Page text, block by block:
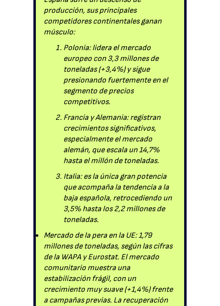
producción, sus principales
competidores continentales ganan
músculo:
Polonia: lidera el mercado
europeo con 3,3 millones de
toneladas (+3,4%) y sigue
presionando fuertemente en el
segmento de precios
competitivos.
Francia y Alemania: registran
crecimientos significativos,
especialmente el mercado
alemán, que escala un 14,7%
hasta el millón de toneladas.
Italia: es la única gran potencia
que acompaña la tendencia a la
baja española, retrocediendo un
3,5% hasta los 2,2 millones de
toneladas.
Mercado de la pera en la UE: 1,79
millones de toneladas, según las cifras
de la WAPA y Eurostat. El mercado
comunitario muestra una
estabilización frágil, con un
crecimiento muy suave (+1,4%) frente
a campañas previas. La recuperación